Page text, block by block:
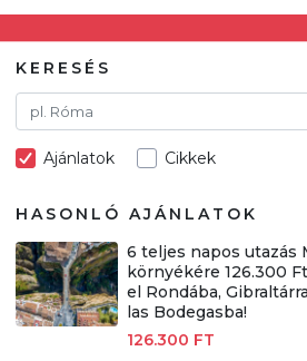
Utazómajom – CitySIM kártya a
Élménybeszámolók
Szállodalátogatás
Sajtómegjelenések
KERESÉS
Ajánlatok Cikkek
HASONLÓ AJÁNLATOK
6 teljes napos utazás
környékére 126.300
el Rondába,
las Bodegasba!
126.300 FT